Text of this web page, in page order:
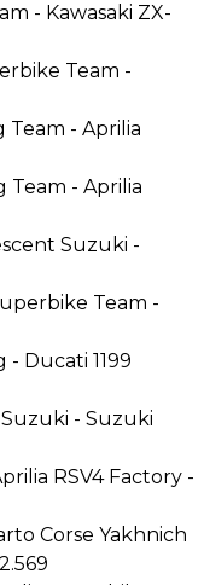
- Kawasaki ZX-
Team -
Team - Aprilia
Team - Aprilia
Suzuki -
Team -
- Ducati 1199
Suzuki - Suzuki
RSV4 Factory -
Corse Yakhnich